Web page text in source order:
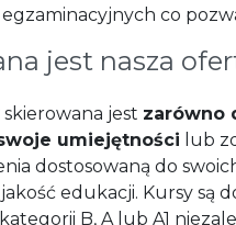
co
jest nasza
jest zarówno
umiejętności lub
dostosowaną do
edukacji. Kursy
B, A lub A1